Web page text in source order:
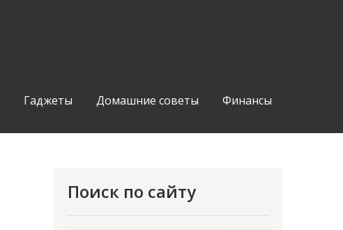
Гаджеты Домашние советы Финансы
Поиск по сайту